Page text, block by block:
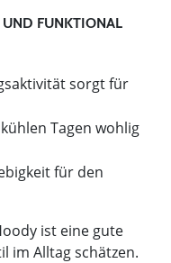
FUNKTIONAL
sorgt für
Tagen wohlig
für den
ist eine gute
im Alltag schätzen.